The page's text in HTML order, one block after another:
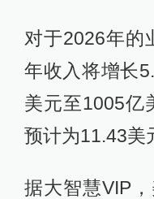
对于2026年的
年收入将增长
美元至1005亿
预计为11.43美
据大智慧VIP